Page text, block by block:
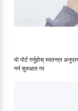
यो पोर्ट गर्नुहोस् स्वतन्त्र
गर्न सुरुआत गर